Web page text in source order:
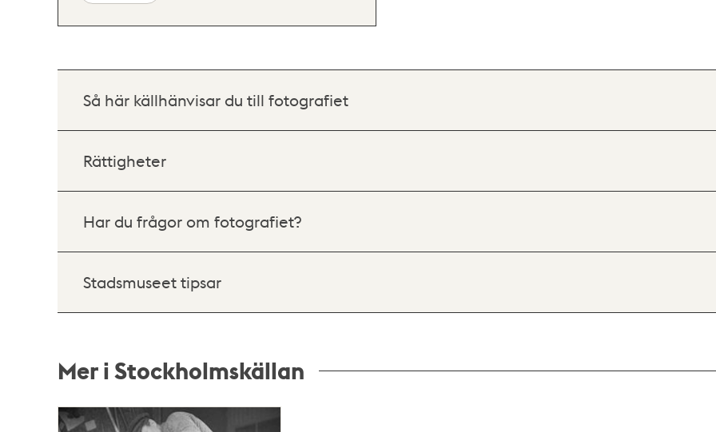
Så här källhänvisar du till fotografiet
Rättigheter
Har du frågor om fotografiet?
Stadsmuseet tipsar
Mer i Stockholmskällan
Relaterade